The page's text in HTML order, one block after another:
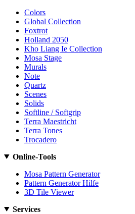
Colors
Global Collection
Foxtrot
Holland 2050
Kho Liang Ie Collection
Mosa Stage
Murals
Note
Quartz
Scenes
Solids
Softline / Softgrip
Terra Maestricht
Terra Tones
Trocadero
Online-Tools
Mosa Pattern Generator
Pattern Generator Hilfe
3D Tile Viewer
Services